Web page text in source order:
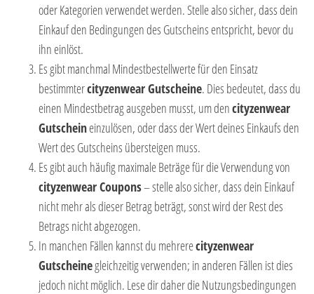
oder Kategorien verwendet werden. Stelle also sicher, dass dein
Einkauf den Bedingungen des Gutscheins entspricht, bevor du
ihn einlöst.
Es gibt manchmal Mindestbestellwerte für den Einsatz
bestimmtercityzenwear Gutscheine. Dies bedeutet, dass du
einen Mindestbetrag ausgeben musst, um dencityzenwear
Gutscheineinzulösen, oder dass der Wert deines Einkaufs den
Wert des Gutscheins übersteigen muss.
Es gibt auch häufig maximale Beträge für die Verwendung von
cityzenwear Coupons– stelle also sicher, dass dein Einkauf
nicht mehr als dieser Betrag beträgt, sonst wird der Rest des
Betrags nicht abgezogen.
In manchen Fällen kannst du mehrerecityzenwear
Gutscheinegleichzeitig verwenden; in anderen Fällen ist dies
jedoch nicht möglich. Lese dir daher die Nutzungsbedingungen